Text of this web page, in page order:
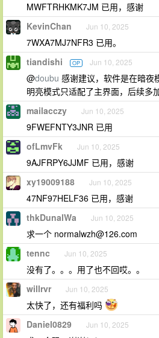
MWFTRHKMK7JM 已用，感谢
KevinChan Jun 10, 2025
7WXA7MJ7NFR3 已用。
tiandishi OP Jun 10, 2025
@doubu 感谢建议，软件是在暗夜
明亮模式只适配了主界面，后续多
mailacczy Jun 10, 2025
9FWEFNTY3JNR 已用
ofLmvFk Jun 10, 2025
9AJFRPY6JJMF 已用，感谢
xy19009188 Jun 10, 2025
47NF97HELF36 已用，感谢
thkDunalWa Jun 10, 2025
求一个 normalwzh@126.com
tennc Jun 10, 2025
没有了。。。用了也不回哎。。
willrvr Jun 10, 2025
太快了，还有福利吗
Daniel0829 Jun 10, 2025